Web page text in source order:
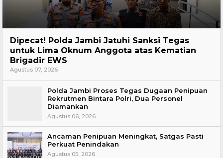
Dipecat! Polda Jambi Jatuhi Sanksi Tegas
untuk Lima Oknum Anggota atas Kematian
Brigadir EWS
Agustus 07, 2026
Polda Jambi Proses Tegas Dugaan Penipuan
Rekrutmen Bintara Polri, Dua Personel
Diamankan
Agustus 06, 2026
Ancaman Penipuan Meningkat, Satgas Pasti
Perkuat Penindakan
Agustus 05, 2026